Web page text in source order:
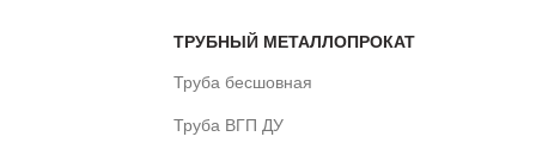
ТРУБНЫЙ МЕТАЛЛОПРОКАТ
Труба бесшовная
Труба ВГП ДУ